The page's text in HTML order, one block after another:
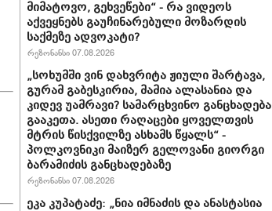
მიმატოვო, გეხვეწები“ - რა ვიდეოს
აქვეყნებს გაუჩინარებული მოზარდის
საქმეზე ადვოკატი?
რეზონანსი 07.08.2026
„სოხუმში ვინ დახვრიტა ჟიული შარტავა,
გურამ გაბესკირია, მამია ალასანია და
კიდევ უამრავი? სამარცხვინო განცხადება
გააკეთა. ასეთი რაღაცები ყოველთვის
მტრის წისქვილზე ასხამს წყალს“ -
პოლკოვნიკი მაიზერ გელოვანი გიორგი
ბარამიძის განცხადებაზე
რეზონანსი 07.08.2026
ეკა კუპატაძე: „ნია იმნაძის და ანასტასია